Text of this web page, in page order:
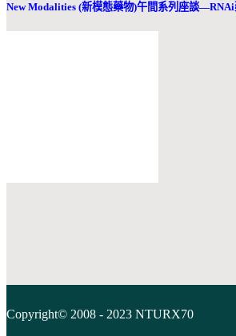
New Modalities (新模態藥物)午間系列座談
Copyright© 2008 - 2023 NTURX70